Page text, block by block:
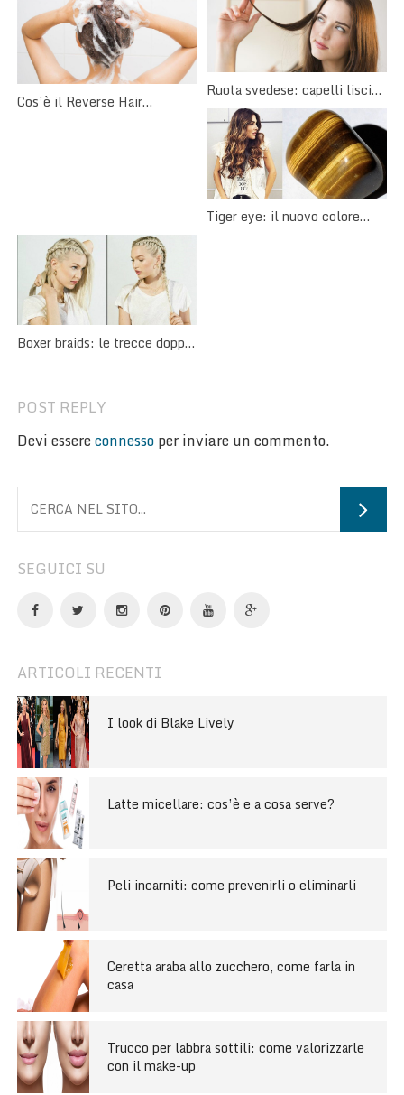
Cos’è il Reverse Hair
Ruota svedese: capelli lisci
senza piastra
Tiger eye: il nuovo colore
Boxer braids: le trecce doppie
POST REPLY
Devi essereconnessoper inviare un commento.
SEGUICI SU
ARTICOLI RECENTI
I look di Blake Lively
Latte micellare: cos’è e a cosa serve?
Peli incarniti: come prevenirli o eliminarli
Ceretta araba allo zucchero, come farla in
casa
Trucco per labbra sottili: come valorizzarle
con il make-up